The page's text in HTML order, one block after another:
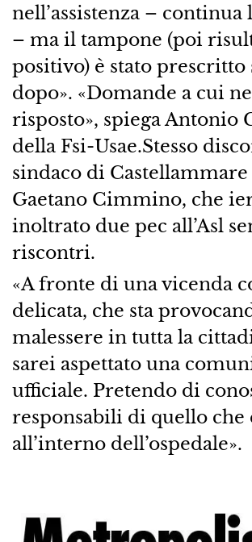
nell’assistenza – continua
– ma il tampone (poi
positivo) è stato prescritto
dopo». «Domande a cui
risposto», spiega Antonio
della Fsi-Usae.Stesso
sindaco di Castellammare
Gaetano Cimmino, che
inoltrato due pec all’Asl
riscontri.
«A fronte di una vicenda
delicata, che sta
malessere in tutta la
sarei aspettato una
ufficiale. Pretendo di
responsabili di quello che
all’interno dell’ospedale».